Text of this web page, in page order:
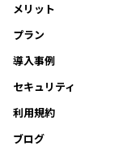
メリット
プラン
導入事例
セキュリティ
利用規約
ブログ